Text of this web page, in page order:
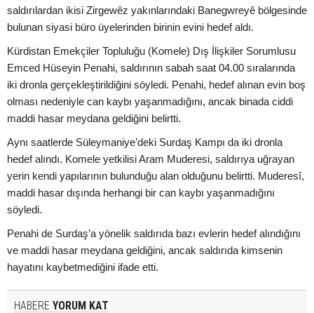
saldırılardan ikisi Zirgewêz yakınlarındaki Banegwreyê bölgesinde
bulunan siyasi büro üyelerinden birinin evini hedef aldı.
Kürdistan Emekçiler Topluluğu (Komele) Dış İlişkiler Sorumlusu
Emced Hüseyin Penahi, saldırının sabah saat 04.00 sıralarında
iki dronla gerçekleştirildiğini söyledi. Penahi, hedef alınan evin boş
olması nedeniyle can kaybı yaşanmadığını, ancak binada ciddi
maddi hasar meydana geldiğini belirtti.
Aynı saatlerde Süleymaniye’deki Surdaş Kampı da iki dronla
hedef alındı. Komele yetkilisi Aram Muderesi, saldırıya uğrayan
yerin kendi yapılarının bulunduğu alan olduğunu belirtti. Muderesî,
maddi hasar dışında herhangi bir can kaybı yaşanmadığını
söyledi.
Penahi de Surdaş’a yönelik saldırıda bazı evlerin hedef alındığını
ve maddi hasar meydana geldiğini, ancak saldırıda kimsenin
hayatını kaybetmediğini ifade etti.
HABERE YORUM KAT